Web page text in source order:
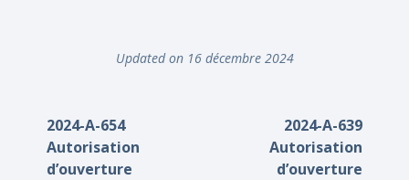
Updated on 16 décembre 2024
2024-A-654
Autorisation
d’ouverture
2024-A-639
Autorisation
d’ouverture